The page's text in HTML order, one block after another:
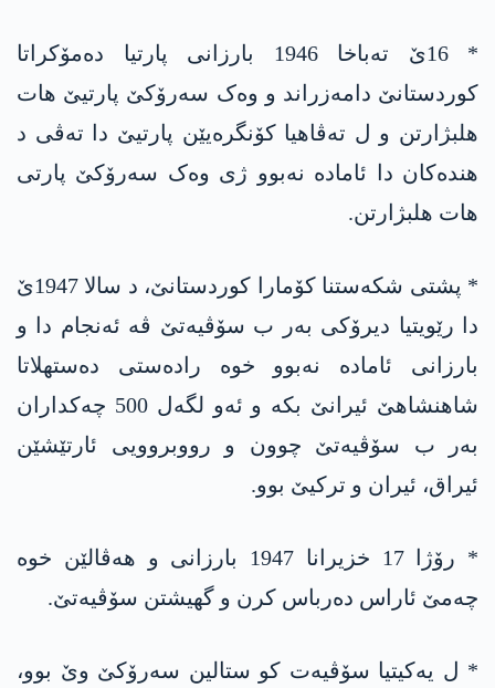
* 16ێ تەباخا 1946 بارزانی پارتیا دەمۆکراتا
کوردستانێ دامەزراند و وەک سەرۆکێ پارتیێ ھات
ھلبژارتن و ل تەڤاھیا کۆنگرەیێن پارتیێ دا تەڤی د
ھندەکان دا ئامادە نەبوو ژی وەک سەرۆکێ پارتی
ھات ھلبژارتن.
* پشتی شکەستنا کۆمارا کوردستانێ، د سالا 1947ێ
دا رێویتیا دیرۆکی بەر ب سۆڤیەتێ ڤە ئەنجام دا و
بارزانی ئامادە نەبوو خوە رادەستی دەستھلاتا
شاھنشاھێ ئیرانێ بکە و ئەو لگەل 500 چەکداران
بەر ب سۆڤیەتێ چوون و رووبروویی ئارتێشێن
ئیراق، ئیران و ترکیێ بوو.
* رۆژا 17 خزیرانا 1947 بارزانی و ھەڤالێن خوە
چەمێ ئاراس دەرباس کرن و گھیشتن سۆڤیەتێ.
* ل یەکیتیا سۆڤیەت کو ستالین سەرۆکێ وێ بوو،